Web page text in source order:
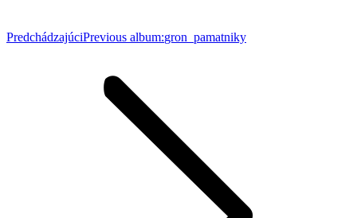
PredchádzajúciPrevious album:gron_pamatniky